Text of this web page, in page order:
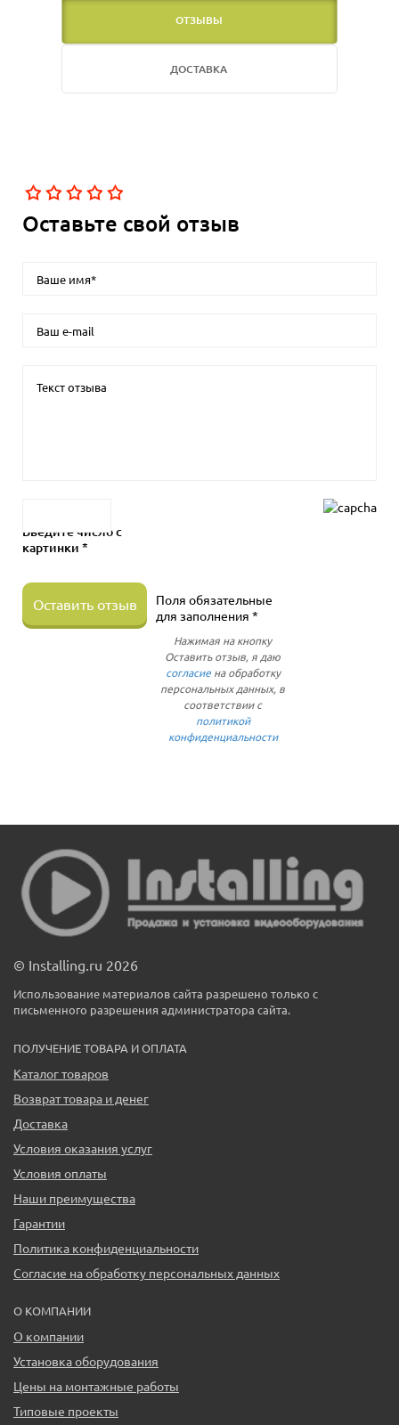
ОТЗЫВЫ
ДОСТАВКА
Оставьте свой отзыв
Введите число с
картинки *
Оставить отзыв
Поля обязательные
для заполнения *
Нажимая на кнопку
Оставить отзыв, я даю
согласиена обработку
персональных данных, в
соответствии с
политикой
конфиденциальности
© Installing.ru 2026
Использование материалов сайта разрешено только с
письменного разрешения администратора сайта.
ПОЛУЧЕНИЕ ТОВАРА И ОПЛАТА
Каталог товаров
Возврат товара и денег
Доставка
Условия оказания услуг
Условия оплаты
Наши преимущества
Гарантии
Политика конфиденциальности
Согласие на обработку персональных данных
О КОМПАНИИ
О компании
Установка оборудования
Цены на монтажные работы
Типовые проекты